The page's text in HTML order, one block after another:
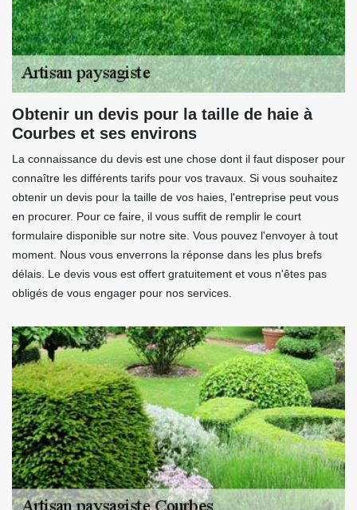
Obtenir un devis pour la taille de haie à
Courbes et ses environs
La connaissance du devis est une chose dont il faut disposer pour
connaître les différents tarifs pour vos travaux. Si vous souhaitez
obtenir un devis pour la taille de vos haies, l'entreprise peut vous
en procurer. Pour ce faire, il vous suffit de remplir le court
formulaire disponible sur notre site. Vous pouvez l'envoyer à tout
moment. Nous vous enverrons la réponse dans les plus brefs
délais. Le devis vous est offert gratuitement et vous n'êtes pas
obligés de vous engager pour nos services.